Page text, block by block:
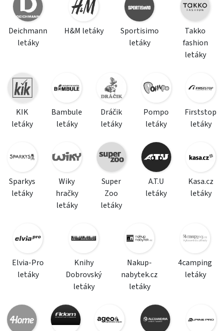
Deichmann
letáky
H&M letáky
Sportisimo
letáky
Takko
fashion
letáky
KIK
letáky
Bambule
letáky
Dráčik
letáky
Pompo
letáky
Firststop
letáky
Sparkys
letáky
Wiky
hračky
letáky
Super
Zoo
letáky
A.T.U
letáky
Kasa.cz
letáky
Elvia-Pro
letáky
Knihy
Dobrovský
letáky
Nakup-
nabytek.cz
letáky
4camping
letáky